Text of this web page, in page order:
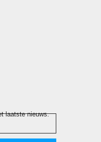
laatste nieuws.